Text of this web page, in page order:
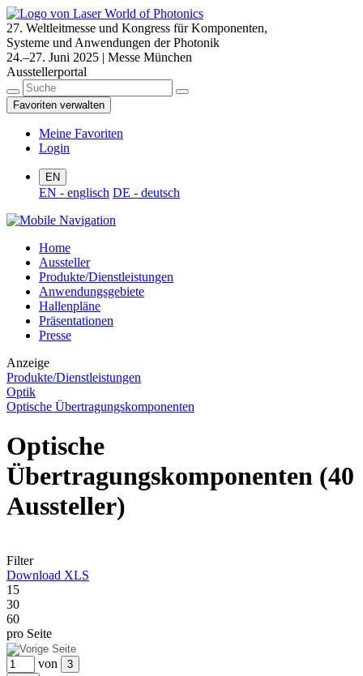
27. Weltleitmesse und Kongress für Komponenten,
Systeme und Anwendungen der Photonik
24.–27. Juni 2025 | Messe München
Ausstellerportal
Favoriten verwalten
Meine Favoriten
Login
EN
EN - englisch DE - deutsch
Home
Aussteller
Produkte/Dienstleistungen
Anwendungsgebiete
Hallenpläne
Präsentationen
Presse
Anzeige
Produkte/Dienstleistungen
Optik
Optische Übertragungskomponenten
Optische
Übertragungskomponenten (40
Aussteller)
Filter
Download XLS
15
30
60
pro Seite
von